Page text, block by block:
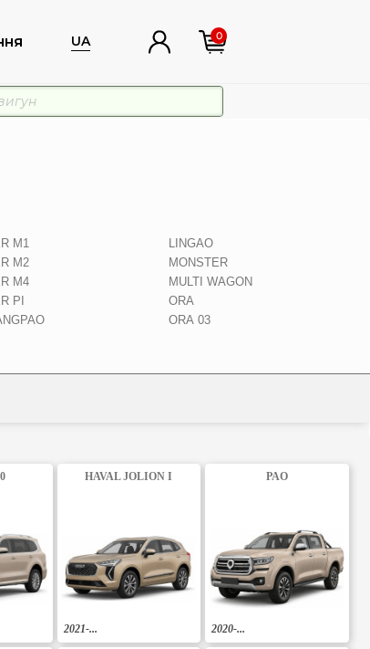
UA 0
M1
M2
M4
PI
LINGAO
MONSTER
MULTI WAGON
ORA
ORA 03
HAVAL JOLION I
2021-...
PAO
2020-...